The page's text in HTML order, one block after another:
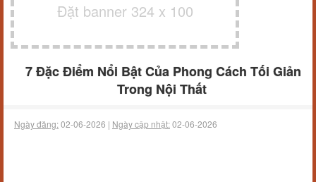
Đặt banner 324 x 100
7 Đặc Điểm Nổi Bật Của Phong Cách Tối Giản
Trong Nội Thất
Ngày đăng:02-06-2026 | Ngày cập nhật:02-06-2026